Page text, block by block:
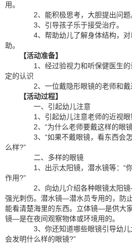
用。
2、能积极思考，大胆提出问题
3、引导孩子乐于接受治疗。
4、帮助幼儿了解身体结构，对
助。
【活动准备】
1、经过验视力和听保健医生的
定的认识
2、一位戴隐形眼镜的老师和戴
【活动过程】
一、引起幼儿注意
1、引起幼儿注意老师的近视眼
2、“为什么老师要戴这样的眼
3、“如果不戴眼镜，看东西会
么样?”
二、多样的眼镜
1、出示太阳镜，潜水镜等：“你
作用?”
2、向幼儿介绍各种眼镜太阳镜
强光刺伤。潜水镜—潜水员专用的，防
能看清楚海里的东西。立体镜—是供大
镜—是在夜间观察物体或环境用的。
3、你还知道哪些眼镜引导幼儿
会发明什么样的眼镜?”